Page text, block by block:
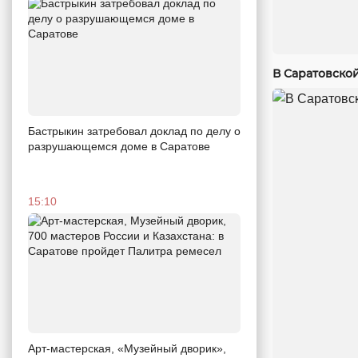
Бастрыкин затребовал доклад по делу о
разрушающемся доме в Саратове
15:10
Арт-мастерская, «Музейный дворик»,
В